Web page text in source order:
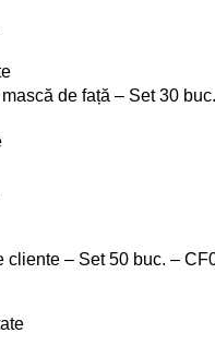
de față – Set 30
cliente – Set 50 buc. –